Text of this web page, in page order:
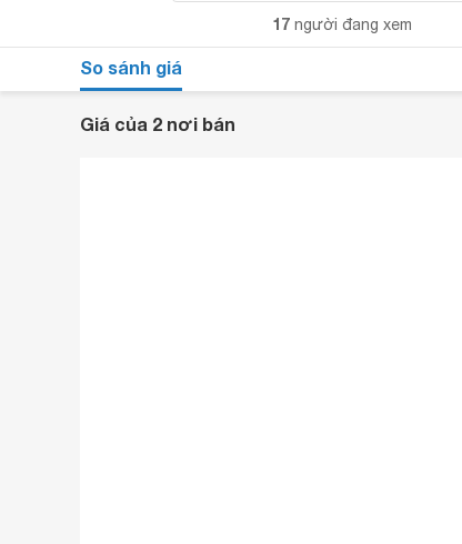
17 người đang xem
So sánh giá
Giá của 2 nơi bán